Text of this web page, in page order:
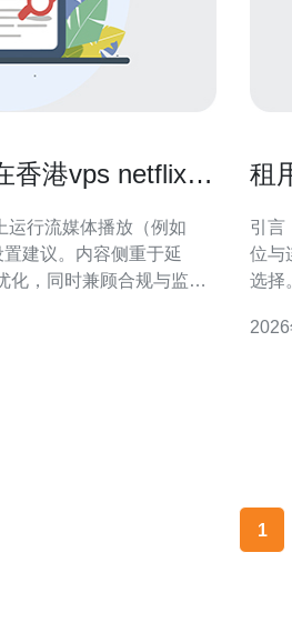
香港vps netflix上
运行流媒体播放（例如
建议。内容侧重于延
化，同时兼顾合规与监控
租
引言
位与
选择
估框
1